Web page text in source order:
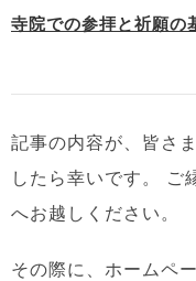
寺院での参拝と祈願の
記事の内容が、皆さ
したら幸いです。
ご
へお越しください。
その際に、ホームペ